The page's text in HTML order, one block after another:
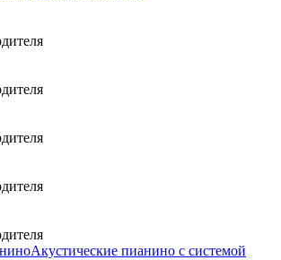
Акустические пианино с системой